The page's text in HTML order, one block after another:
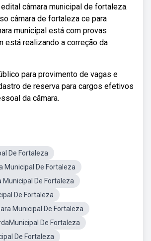
câmara municipal de fortaleza.
câmara de fortaleza ce para
municipal está com provas
está realizando a correção da
para provimento de vagas e
de reserva para cargos efetivos
da câmara.
De Fortaleza
Municipal De Fortaleza
De Fortaleza
De Fortaleza
Municipal De Fortaleza
De Fortaleza
De Fortaleza